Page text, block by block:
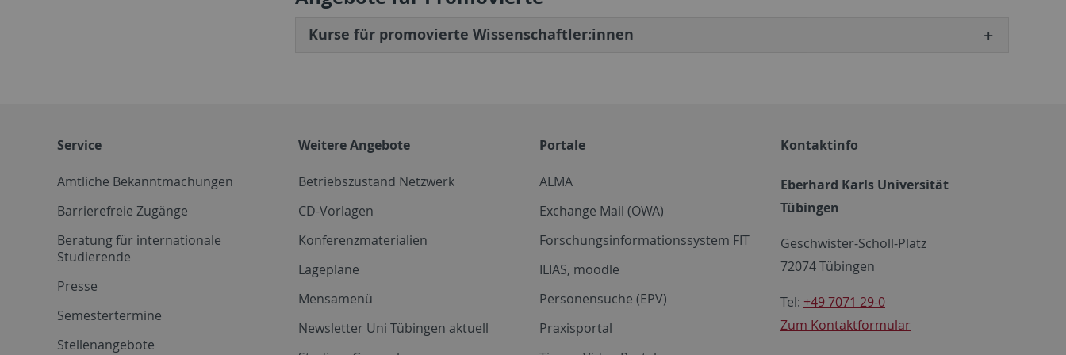
Kurse für promovierte Wissenschaftler:innen
Service
Amtliche Bekanntmachungen
Barrierefreie Zugänge
Beratung für internationale
Studierende
Presse
Semestertermine
Stellenangebote
Weitere Angebote
Betriebszustand Netzwerk
CD-Vorlagen
Konferenzmaterialien
Lagepläne
Mensamenü
Newsletter Uni Tübingen aktuell
Portale
ALMA
Exchange Mail (OWA)
Forschungsinformationssystem FIT
ILIAS, moodle
Personensuche (EPV)
Praxisportal
Kontaktinfo
Eberhard Karls Universität
Tübingen
Geschwister-Scholl-Platz
72074 Tübingen
Tel: +49 7071 29-0
Zum Kontaktformular